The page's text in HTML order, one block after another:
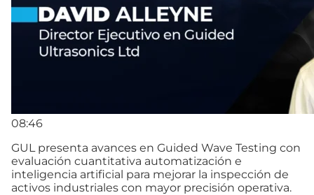
08:46
GUL presenta avances en Guided Wave Testing con
evaluación cuantitativa automatización e
inteligencia artificial para mejorar la inspección de
activos industriales con mayor precisión operativa.